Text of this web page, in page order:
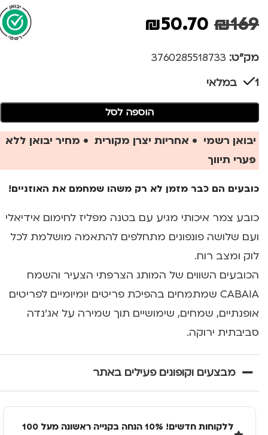
₪169
₪50.70
מק"ט: 3760285518733
1 במלאי
הוספה לסל
יבואן רשמי • אחריות יצרן מקורית • מחיר יבואן ללא
פערי תיווך
כובעים הם כבר מזמן לא רק משהו שמחמם את האוזניים!
כובע צמר איכותי מגיע עם בטנה מפליז לחימום אידיאלי
ועם שלושה פונפונים מתחלפים להתאמה מושלמת לכל
לוק ומצב רוח.
הכובעים השווים של המותג הצרפתי הצעיר והשמח
CABAIA שמתמחים בהפיכת פריטים יומיומיים לפריטים
אופנתיים, שמחים, שימושיים תוך שמירה על אג'נדה
סביבתית ירוקה.
מבצעים וקופונים פעילים באתר
ללקוחות חדשים! 10% הנחה בקנייה ראשונה מעל 100